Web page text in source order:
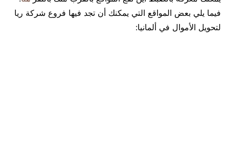
فيما يلي بعض المواقع التي يمكنك أن تجد فيها فروع شركة ريا
لتحويل الأموال في ألمانيا: